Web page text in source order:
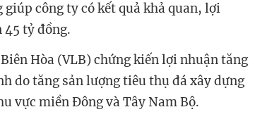
công ty có kết quả khả quan, lợi
45 tỷ đồng.
Hòa (VLB)chứng kiến lợi nhuận tăng
do tăng sản lượng tiêu thụ đá xây dựng
vực miền Đông và Tây Nam Bộ.